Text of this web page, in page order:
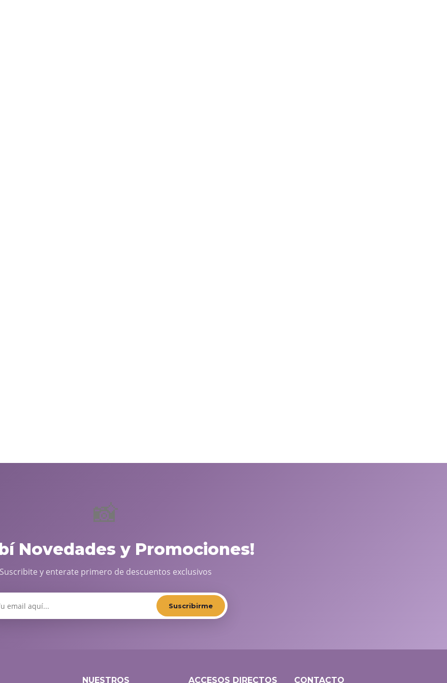
📸
Novedades y Promociones!
Suscribite y enterate primero de descuentos exclusivos
Suscribirme
NUESTROS ACCESOS DIRECTOS CONTACTO